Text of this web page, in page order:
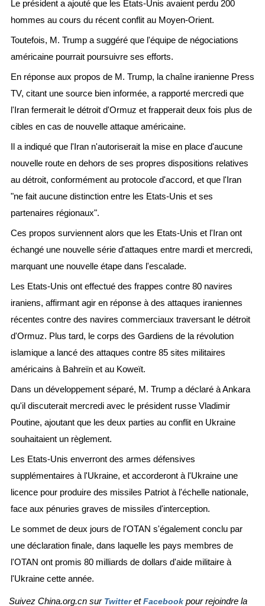
Le président a ajouté que les Etats-Unis avaient perdu 200
hommes au cours du récent conflit au Moyen-Orient.
Toutefois, M. Trump a suggéré que l'équipe de négociations
américaine pourrait poursuivre ses efforts.
En réponse aux propos de M. Trump, la chaîne iranienne Press
TV, citant une source bien informée, a rapporté mercredi que
l'Iran fermerait le détroit d'Ormuz et frapperait deux fois plus de
cibles en cas de nouvelle attaque américaine.
Il a indiqué que l'Iran n'autoriserait la mise en place d'aucune
nouvelle route en dehors de ses propres dispositions relatives
au détroit, conformément au protocole d'accord, et que l'Iran
"ne fait aucune distinction entre les Etats-Unis et ses
partenaires régionaux".
Ces propos surviennent alors que les Etats-Unis et l'Iran ont
échangé une nouvelle série d'attaques entre mardi et mercredi,
marquant une nouvelle étape dans l'escalade.
Les Etats-Unis ont effectué des frappes contre 80 navires
iraniens, affirmant agir en réponse à des attaques iraniennes
récentes contre des navires commerciaux traversant le détroit
d'Ormuz. Plus tard, le corps des Gardiens de la révolution
islamique a lancé des attaques contre 85 sites militaires
américains à Bahreïn et au Koweït.
Dans un développement séparé, M. Trump a déclaré à Ankara
qu'il discuterait mercredi avec le président russe Vladimir
Poutine, ajoutant que les deux parties au conflit en Ukraine
souhaitaient un règlement.
Les Etats-Unis enverront des armes défensives
supplémentaires à l'Ukraine, et accorderont à l'Ukraine une
licence pour produire des missiles Patriot à l'échelle nationale,
face aux pénuries graves de missiles d'interception.
Le sommet de deux jours de l'OTAN s'également conclu par
une déclaration finale, dans laquelle les pays membres de
l'OTAN ont promis 80 milliards de dollars d'aide militaire à
l'Ukraine cette année.
Suivez China.org.cn sur Twitter etFacebook pour rejoindre la